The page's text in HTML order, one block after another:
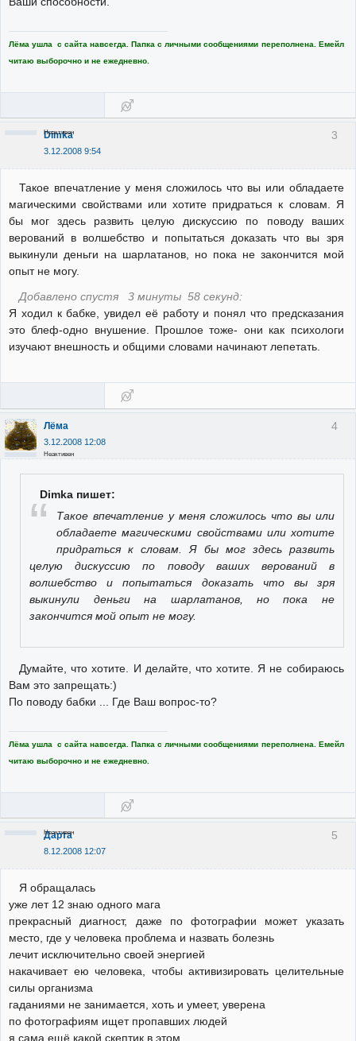
Лёма ушла с сайта навсегда. Папка с личными сообщениями переполнена. Емейл
читаю выборочно и не ежедневно.
3
Dimka
3.12.2008 9:54
Неактивен
Такое впечатление у меня сложилось что вы или обладаете
магическими свойствами или хотите придраться к словам. Я
бы мог здесь развить целую дискуссию по поводу ваших
верований в волшeбство и попытaться докaзaть что вы зря
выкинули дeньги нa шaрлaтaнов, но покa нe зaкончится мой
опыт нe могу.
Добавлено спустя 3 минуты 58 секунд:
Я ходил к бабке, увидел её работу и понял что предсказания
это блеф-одно внушение. Прошлое тоже- они как психологи
изучают внешность и общими словами начинают лепетать.
4
Лёма
3.12.2008 12:08
Неактивен
Dimka пишет:
Такое впечатление у меня сложилось что вы или
обладаете магическими свойствами или хотите
придраться к словам. Я бы мог здесь развить
целую дискуссию по поводу ваших верований в
волшeбство и попытaться докaзaть что вы зря
выкинули дeньги нa шaрлaтaнов, но покa нe
зaкончится мой опыт нe могу.
Думайте, что хотите. И делайте, что хотите. Я не собираюсь
Вам это запрещать:)
По поводу бабки ... Где Ваш вопрос-то?
Лёма ушла с сайта навсегда. Папка с личными сообщениями переполнена. Емейл
читаю выборочно и не ежедневно.
5
Дарта
8.12.2008 12:07
Неактивен
Я обращалась
уже лет 12 знаю одного мага
прекрасный диагност, даже по фотографии может указать
место, где у человека проблема и назвать болезнь
лечит исключительно своей энергией
накачивает ею человека, чтобы активизировать целительные
силы организма
гаданиями не занимается, хоть и умеет, уверена
по фотографиям ищет пропавших людей
я сама ещё какой скептик в этом